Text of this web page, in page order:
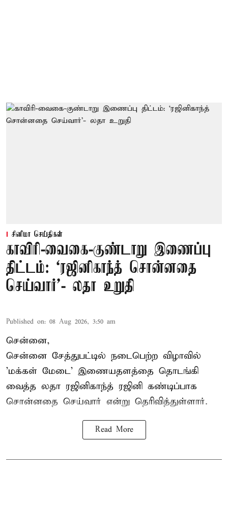
சினிமா செய்திகள்
காவிரி-வைகை-குண்டாறு இணைப்பு
திட்டம்: ‘ரஜினிகாந்த் சொன்னதை
செய்வார்’- லதா உறுதி
Published on: 08 Aug 2026, 3:50 am
சென்னை,
சென்னை சேத்துபட்டில் நடைபெற்ற விழாவில்
'மக்கள் மேடை' இணையதளத்தை தொடங்கி
வைத்த லதா ரஜினிகாந்த் ரஜினி கண்டிப்பாக
சொன்னதை செய்வார் என்று தெரிவித்துள்ளார்.
Read More